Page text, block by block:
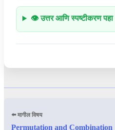
👁️ उत्तर आणि स्पष्टीकरण पहा
⬅️ मागील विषय
Permutation and Combination